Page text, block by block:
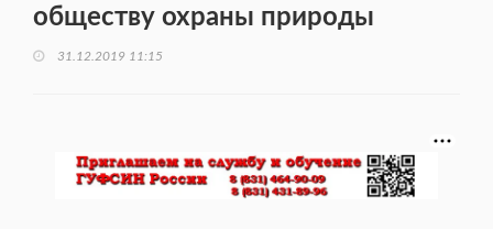
обществу охраны природы
31.12.2019 11:15